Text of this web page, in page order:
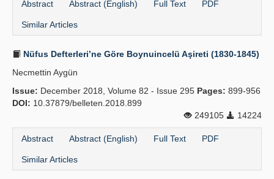
Abstract Abstract (English) Full Text PDF
Similar Articles
Nüfus Defterleri’ne Göre Boynuincelü Aşireti (1830-1845)
Necmettin Aygün
Issue: December 2018, Volume 82 - Issue 295 Pages: 899-956
DOI: 10.37879/belleten.2018.899
249105
14224
Abstract Abstract (English) Full Text PDF
Similar Articles